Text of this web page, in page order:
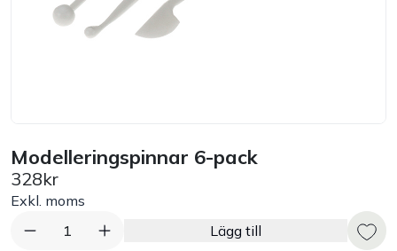
Bord
Exponering & servering
Städutrustning
Modelleringspinnar 6-pack
328kr
Exkl. moms
1
Lägg till